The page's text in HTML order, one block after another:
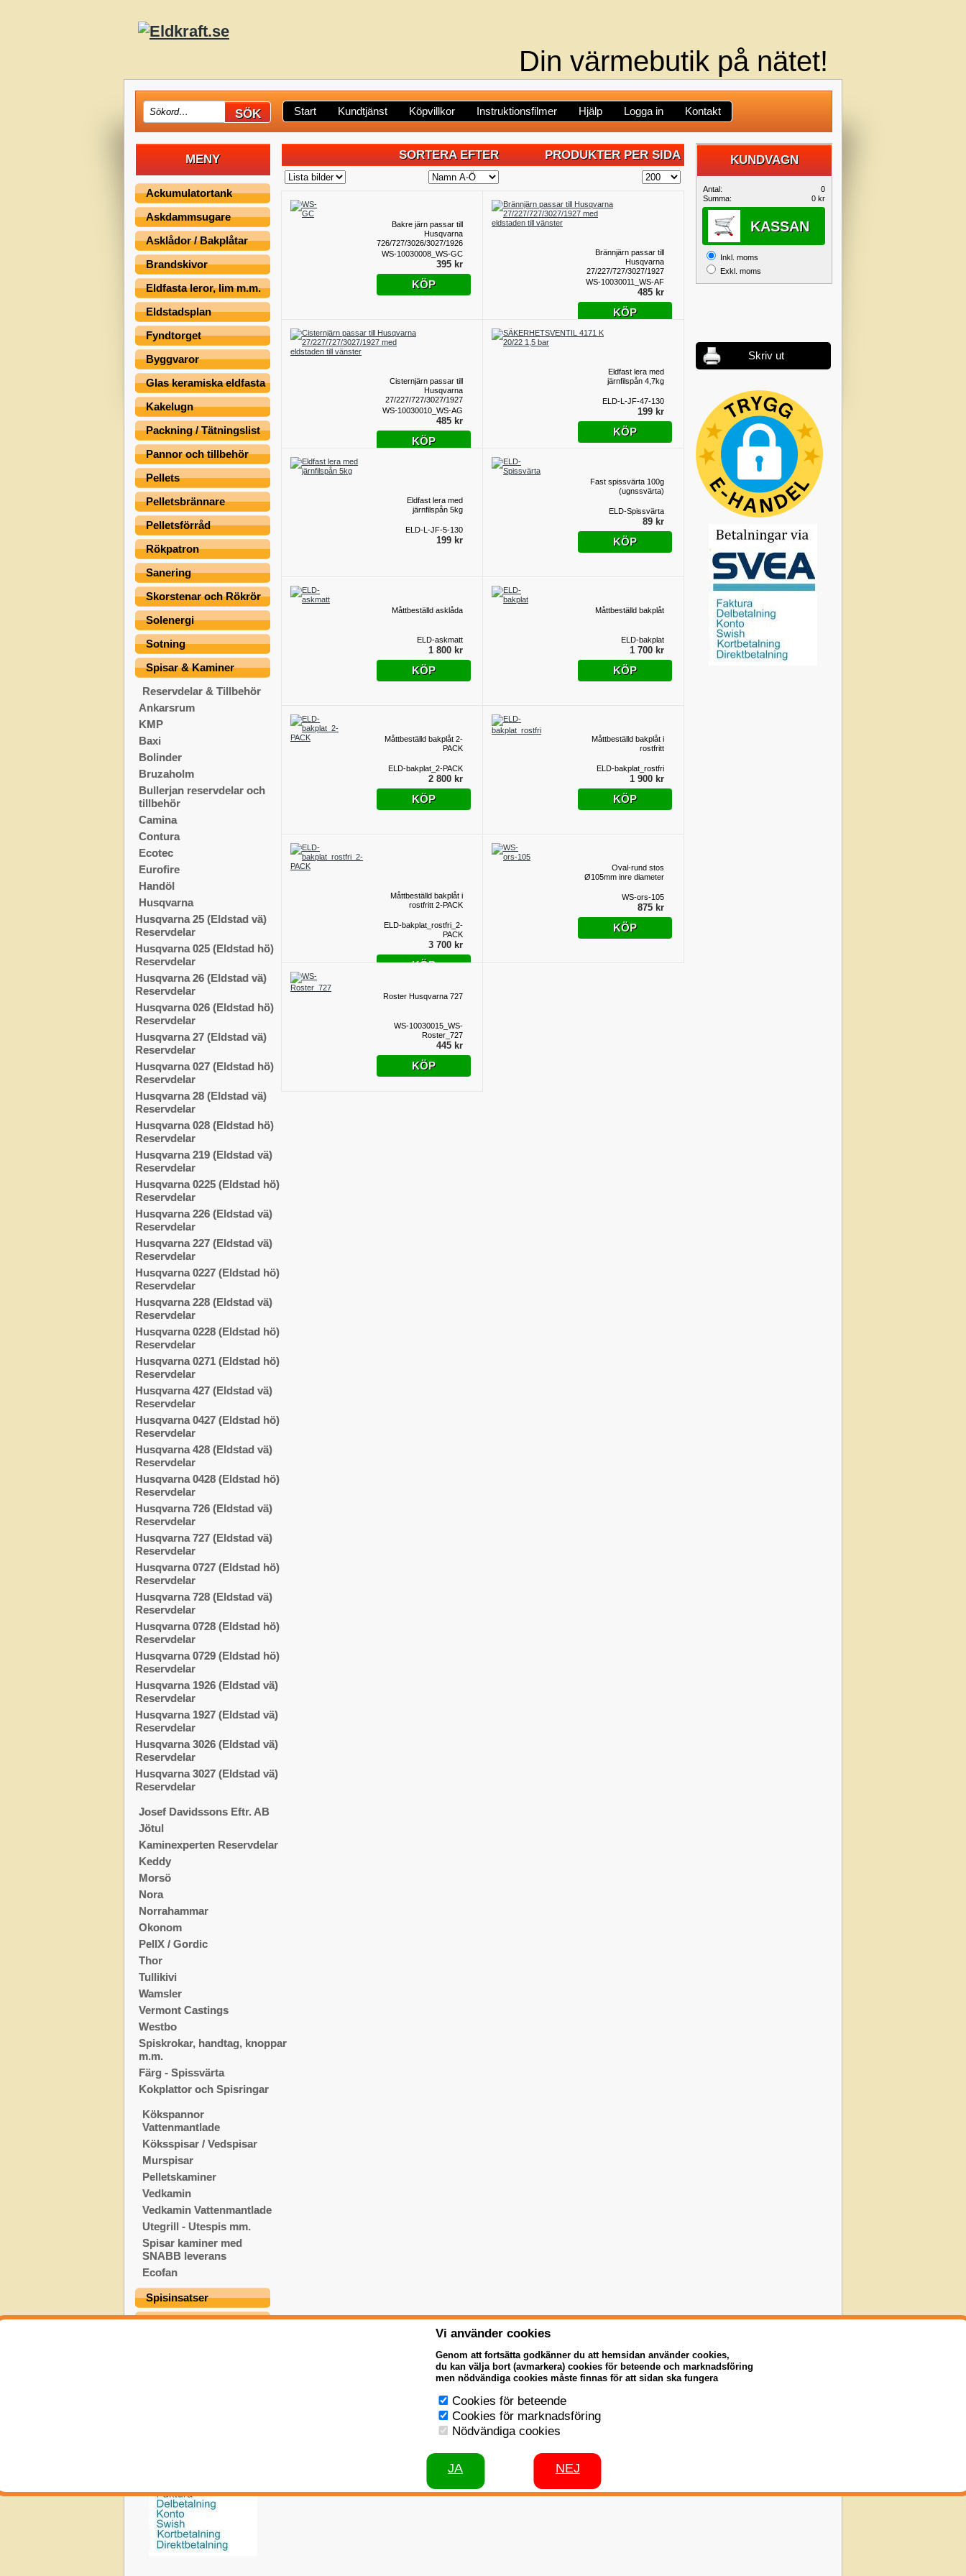
Din värmebutik på nätet!
Start Kundtjänst Köpvillkor Instruktionsfilmer Hjälp Logga in Kontakt
MENY
Ackumulatortank
Askdammsugare
Asklådor / Bakplåtar
Brandskivor
Eldfasta leror, lim m.m.
Eldstadsplan
Fyndtorget
Byggvaror
Glas keramiska eldfasta
Kakelugn
Packning / Tätningslist
Pannor och tillbehör
Pellets
Pelletsbrännare
Pelletsförråd
Rökpatron
Sanering
Skorstenar och Rökrör
Solenergi
Sotning
Spisar & Kaminer
Reservdelar & Tillbehör
Ankarsrum
KMP
Baxi
Bolinder
Bruzaholm
Bullerjan reservdelar och
tillbehör
Camina
Contura
Ecotec
Eurofire
Handöl
Husqvarna
Husqvarna 25 (Eldstad vä)
Reservdelar
Husqvarna 025 (Eldstad hö)
Reservdelar
Husqvarna 26 (Eldstad vä)
Reservdelar
Husqvarna 026 (Eldstad hö)
Reservdelar
Husqvarna 27 (Eldstad vä)
Reservdelar
Husqvarna 027 (Eldstad hö)
Reservdelar
Husqvarna 28 (Eldstad vä)
Reservdelar
Husqvarna 028 (Eldstad hö)
Reservdelar
Husqvarna 219 (Eldstad vä)
Reservdelar
Husqvarna 0225 (Eldstad hö)
Reservdelar
Husqvarna 226 (Eldstad vä)
Reservdelar
Husqvarna 227 (Eldstad vä)
Reservdelar
Husqvarna 0227 (Eldstad hö)
Reservdelar
Husqvarna 228 (Eldstad vä)
Reservdelar
Husqvarna 0228 (Eldstad hö)
Reservdelar
Husqvarna 0271 (Eldstad hö)
Reservdelar
Husqvarna 427 (Eldstad vä)
Reservdelar
Husqvarna 0427 (Eldstad hö)
Reservdelar
Husqvarna 428 (Eldstad vä)
Reservdelar
Husqvarna 0428 (Eldstad hö)
Reservdelar
Husqvarna 726 (Eldstad vä)
Reservdelar
Husqvarna 727 (Eldstad vä)
Reservdelar
Husqvarna 0727 (Eldstad hö)
Reservdelar
Husqvarna 728 (Eldstad vä)
Reservdelar
Husqvarna 0728 (Eldstad hö)
Reservdelar
Husqvarna 0729 (Eldstad hö)
Reservdelar
Husqvarna 1926 (Eldstad vä)
Reservdelar
Husqvarna 1927 (Eldstad vä)
Reservdelar
Husqvarna 3026 (Eldstad vä)
Reservdelar
Husqvarna 3027 (Eldstad vä)
Reservdelar
Josef Davidssons Eftr. AB
Jötul
Kaminexperten Reservdelar
Keddy
Morsö
Nora
Norrahammar
Okonom
PellX / Gordic
Thor
Tullikivi
Wamsler
Vermont Castings
Westbo
Spiskrokar, handtag, knoppar
m.m.
Färg - Spissvärta
Kokplattor och Spisringar
Kökspannor
Vattenmantlade
Köksspisar / Vedspisar
Murspisar
Pelletskaminer
Vedkamin
Vedkamin Vattenmantlade
Utegrill - Utespis mm.
Spisar kaminer med
SNABB leverans
Ecofan
Spisinsatser
Stegar
KUNDVAGN
KUNDVAGN
Antal:
0
Summa:
0 kr
KASSAN
Inkl. moms
Exkl. moms
Skriv ut
SORTERA EFTER PRODUKTER PER SIDA
Bakre järn passar till
Husqvarna
726/727/3026/3027/1926/1927
med eldstaden till
vänster
WS-10030008_WS-GC
395 kr
KÖP
Brännjärn passar till
Husqvarna
27/227/727/3027/1927
med eldstaden till
vänster
WS-10030011_WS-AF
485 kr
KÖP
Cisternjärn passar till
Husqvarna
27/227/727/3027/1927
med eldstaden till
vänster
WS-10030010_WS-AG
485 kr
KÖP
Eldfast lera med
järnfilspån 4,7kg
ELD-L-JF-47-130
199 kr
KÖP
Eldfast lera med
järnfilspån 5kg
ELD-L-JF-5-130
199 kr
Fast spissvärta 100g
(ugnssvärta)
ELD-Spissvärta
89 kr
KÖP
Måttbeställd asklåda
ELD-askmatt
1 800 kr
KÖP
Måttbeställd bakplåt
ELD-bakplat
1 700 kr
KÖP
Måttbeställd bakplåt 2-
PACK
ELD-bakplat_2-PACK
2 800 kr
KÖP
Måttbeställd bakplåt i
rostfritt
ELD-bakplat_rostfri
1 900 kr
KÖP
Måttbeställd bakplåt i
rostfritt 2-PACK
ELD-bakplat_rostfri_2-
PACK
3 700 kr
KÖP
Oval-rund stos
Ø105mm inre diameter
WS-ors-105
875 kr
KÖP
Roster Husqvarna 727
WS-10030015_WS-
Roster_727
445 kr
KÖP
Vi använder cookies
Genom att fortsätta godkänner du att hemsidan använder cookies,
du kan välja bort (avmarkera) cookies för beteende och marknadsföring
men nödvändiga cookies måste finnas för att sidan ska fungera
Cookies för beteende
Cookies för marknadsföring
Nödvändiga cookies
JA NEJ